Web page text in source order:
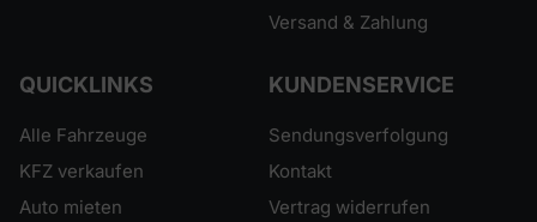
Versand & Zahlung
QUICKLINKS
Alle Fahrzeuge
KFZ verkaufen
Auto mieten
KUNDENSERVICE
Sendungsverfolgung
Kontakt
Vertrag widerrufen